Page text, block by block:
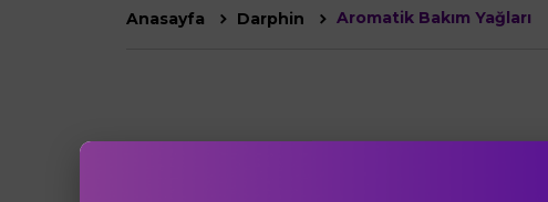
Anasayfa Darphin Aromatik Bakım Yağları